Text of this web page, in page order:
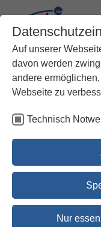
Auf unserer
davon werden
andere
Webseite zu
Technisch
Nur